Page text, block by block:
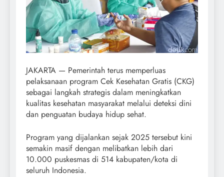
JAKARTA — Pemerintah terus memperluas
pelaksanaan program Cek Kesehatan Gratis (CKG)
sebagai langkah strategis dalam meningkatkan
kualitas kesehatan masyarakat melalui deteksi dini
dan penguatan budaya hidup sehat.
Program yang dijalankan sejak 2025 tersebut kini
semakin masif dengan melibatkan lebih dari
10.000 puskesmas di 514 kabupaten/kota di
seluruh Indonesia.